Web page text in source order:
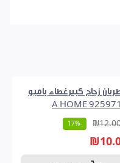
زجاج كبيرغطاء بامبو
A HOME
-17%